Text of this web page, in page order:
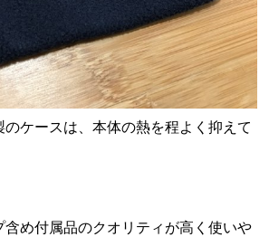
ケースは、本体の熱を程よく抑えて
含め付属品のクオリティが高く使いや